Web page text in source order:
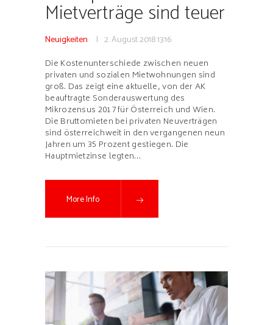
Mietverträge sind teuer
Neuigkeiten 2. August 201813:16
Die Kostenunterschiede zwischen neuen
privaten und sozialen Mietwohnungen sind
groß. Das zeigt eine aktuelle, von der AK
beauftragte Sonderauswertung des
Mikrozensus 2017 für Österreich und Wien.
Die Bruttomieten bei privaten Neuverträgen
sind österreichweit in den vergangenen neun
Jahren um 35 Prozent gestiegen. Die
Hauptmietzinse legten…
More Info